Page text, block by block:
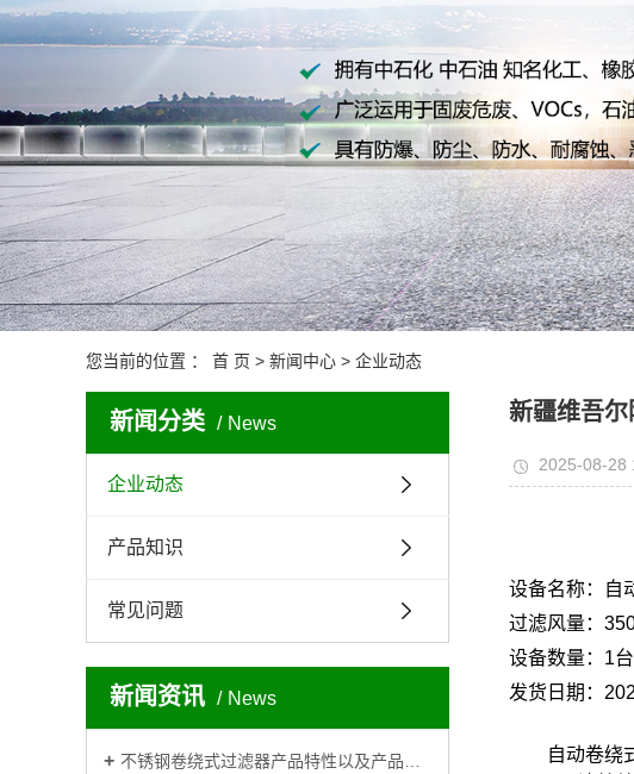
管理理念
领导致辞
您当前的位置 ： 首 页 > 新闻中心 > 企业动态
新闻分类 News
企业动态
产品知识
常见问题
新闻资讯 News
不锈钢卷绕式过滤器产品特性以及产品应用
新疆维吾
2025-08-28
设备名称：自
过滤风量：
设备数量： 1
发货日期：
自动卷绕